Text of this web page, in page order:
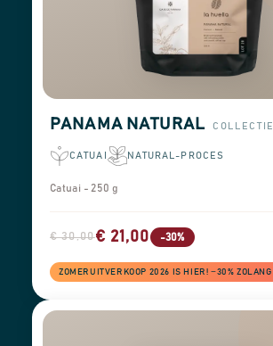
PANAMA NATURAL COLLECTIE
CATUAI NATURAL-PROCES
Catuai - 250 g
€ 30,00€ 21,00 -30%